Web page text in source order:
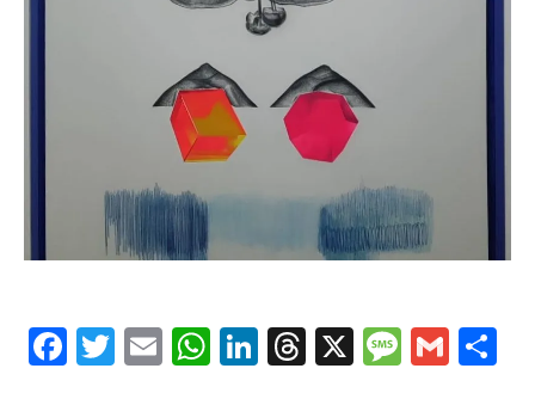
FacebookTwitterEmail WhatsAppLinkedInThreads
X Message
Gmail